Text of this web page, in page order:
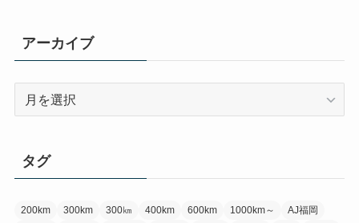
アーカイブ
ブ
タグ
200km 300km 300㎞ 400km 600km 1000km～
AJ福岡